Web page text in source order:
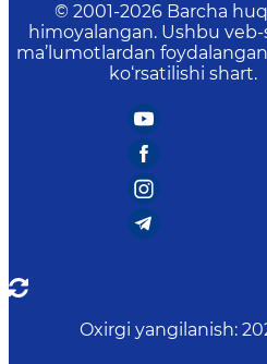
© 2001-2026 Barcha
himoyalangan. Ushbu
ma’lumotlardan
ko‘rsatilishi shart.
Oxirgi yangilanish: